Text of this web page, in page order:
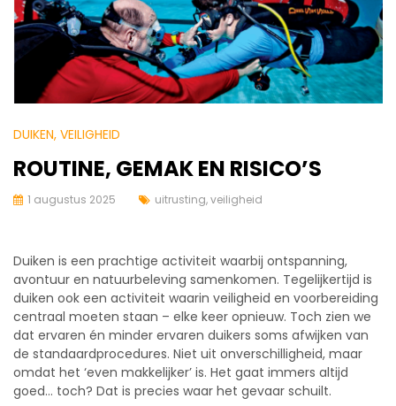
DUIKEN, VEILIGHEID
ROUTINE, GEMAK EN RISICO’S
1 augustus 2025 uitrusting,veiligheid
Duiken is een prachtige activiteit waarbij ontspanning,
avontuur en natuurbeleving samenkomen. Tegelijkertijd is
duiken ook een activiteit waarin veiligheid en voorbereiding
centraal moeten staan – elke keer opnieuw. Toch zien we
dat ervaren én minder ervaren duikers soms afwijken van
de standaardprocedures. Niet uit onverschilligheid, maar
omdat het ‘even makkelijker’ is. Het gaat immers altijd
goed… toch? Dat is precies waar het gevaar schuilt.